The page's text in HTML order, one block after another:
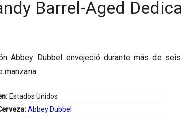
Barrel-Aged
Abbey Dubbel envejeció durante más de
manzana.
Estados Unidos
Abbey Dubbel